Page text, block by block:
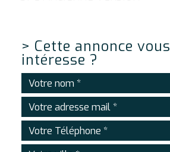
> Cette annonce vous
intéresse ?